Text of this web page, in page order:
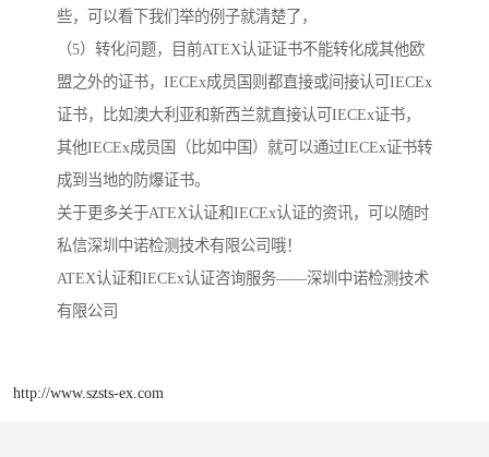
些，可以看下我们举的例子就清楚了，
（5）转化问题，目前ATEX认证证书不能转化成其他欧
盟之外的证书，IECEx成员国则都直接或间接认可IECEx
证书，比如澳大利亚和新西兰就直接认可IECEx证书，
其他IECEx成员国（比如中国）就可以通过IECEx证书转
成到当地的防爆证书。
关于更多关于ATEX认证和IECEx认证的资讯，可以随时
私信深圳中诺检测技术有限公司哦！
ATEX认证和IECEx认证咨询服务——深圳中诺检测技术
有限公司
http://www.szsts-ex.com